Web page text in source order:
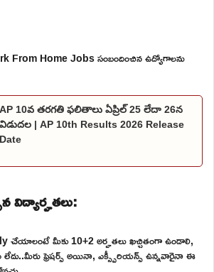
From Home Jobs సంబందించిన ఉద్యోగాలను
AP 10వ తరగతి ఫలితాలు ఏప్రిల్ 25 లేదా 26న
విడుదల | AP 10th Results 2026 Release
Date
విద్యార్హతలు:
చేయాలంటే మీకు 10+2 అర్హతలు ఖచ్చితంగా ఉండాలి,
లేదు..మీరు ఫ్రెషర్స్ అయినా, ఎక్స్పీరియన్స్ ఉన్నవారైనా ఈ